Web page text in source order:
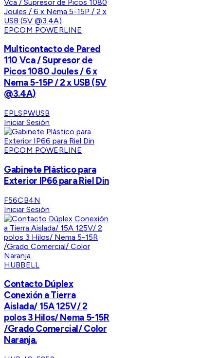
EPCOM POWERLINE
Multicontacto de Pared
110 Vca / Supresor de
Picos 1080 Joules / 6 x
Nema 5-15P / 2 x USB (5V
@3.4A)
EPLSPWUSB
Iniciar Sesión
EPCOM POWERLINE
Gabinete Plástico para
Exterior IP66 para Riel Din
F56CB4N
Iniciar Sesión
HUBBELL
Contacto Dúplex
Conexión a Tierra
Aislada/ 15A 125V/ 2
polos 3 Hilos/ Nema 5-15R
/Grado Comercial/ Color
Naranja.